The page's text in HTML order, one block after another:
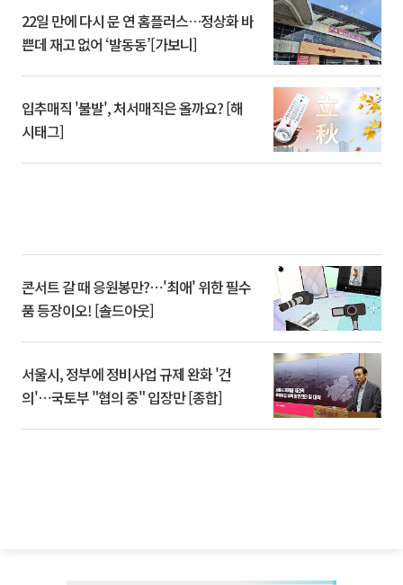
22일 만에 다시 문 연 홈플러스…정상화 바
쁜데 재고 없어 ‘발동동’[가보니]
입추매직 '불발', 처서매직은 올까요? [해
시태그]
콘서트 갈 때 응원봉만?⋯'최애' 위한 필수
품 등장이오! [솔드아웃]
서울시, 정부에 정비사업 규제 완화 '건
의'⋯국토부 "협의 중" 입장만 [종합]